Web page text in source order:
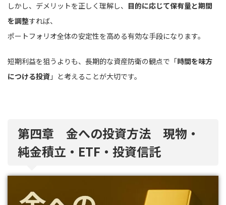
しかし、デメリットを正しく理解し、 目的に応じて保有量と期間
を調整すれば、
ポートフォリオ全体の安定性を高める有効な手段になります。
短期利益を狙うよりも、長期的な資産防衛の観点で「時間を味方
につける投資 」と考えることが大切です。
第四章 金への投資方法 現物・
純金積立・ETF・投資信託